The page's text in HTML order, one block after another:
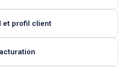
2/ Tableau de bord et profil client